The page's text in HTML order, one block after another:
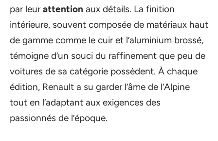
par leurattention aux détails. La finition
intérieure, souvent composée de matériaux haut
de gamme comme le cuir et l’aluminium brossé,
témoigne d’un souci du raffinement que peu de
voitures de sa catégorie possèdent. À chaque
édition, Renault a su garder l’âme de l’Alpine
tout en l’adaptant aux exigences des
passionnés de l’époque.